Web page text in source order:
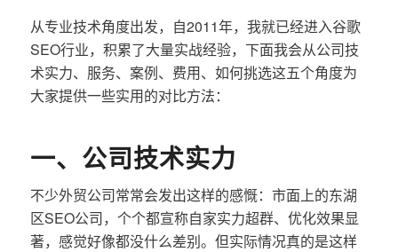
从专业技术角度出发，自2011年，我就已经进入谷歌
SEO行业，积累了大量实战经验，下面我会从公司技
术实力、服务、案例、费用、如何挑选这五个角度为
大家提供一些实用的对比方法：
一、公司技术实力
不少外贸公司常常会发出这样的感慨：市面上的东湖
区SEO公司，个个都宣称自家实力超群、优化效果显
著，感觉好像都没什么差别。但实际情况真的是这样